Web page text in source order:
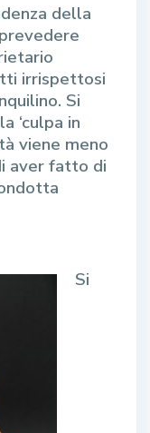
della
irrispettosi
Si
‘culpa in
viene meno
aver fatto di
Si